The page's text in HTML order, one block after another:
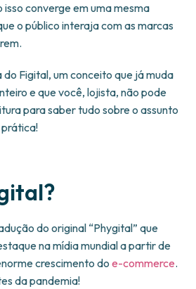
converge em uma mesma
o público interaja com as marcas
do Figital, um conceito que já muda
e que você, lojista, não pode
para saber tudo sobre o assunto
do original “Phygital” que
na mídia mundial a partir de
crescimento do e-commerce.
da pandemia!